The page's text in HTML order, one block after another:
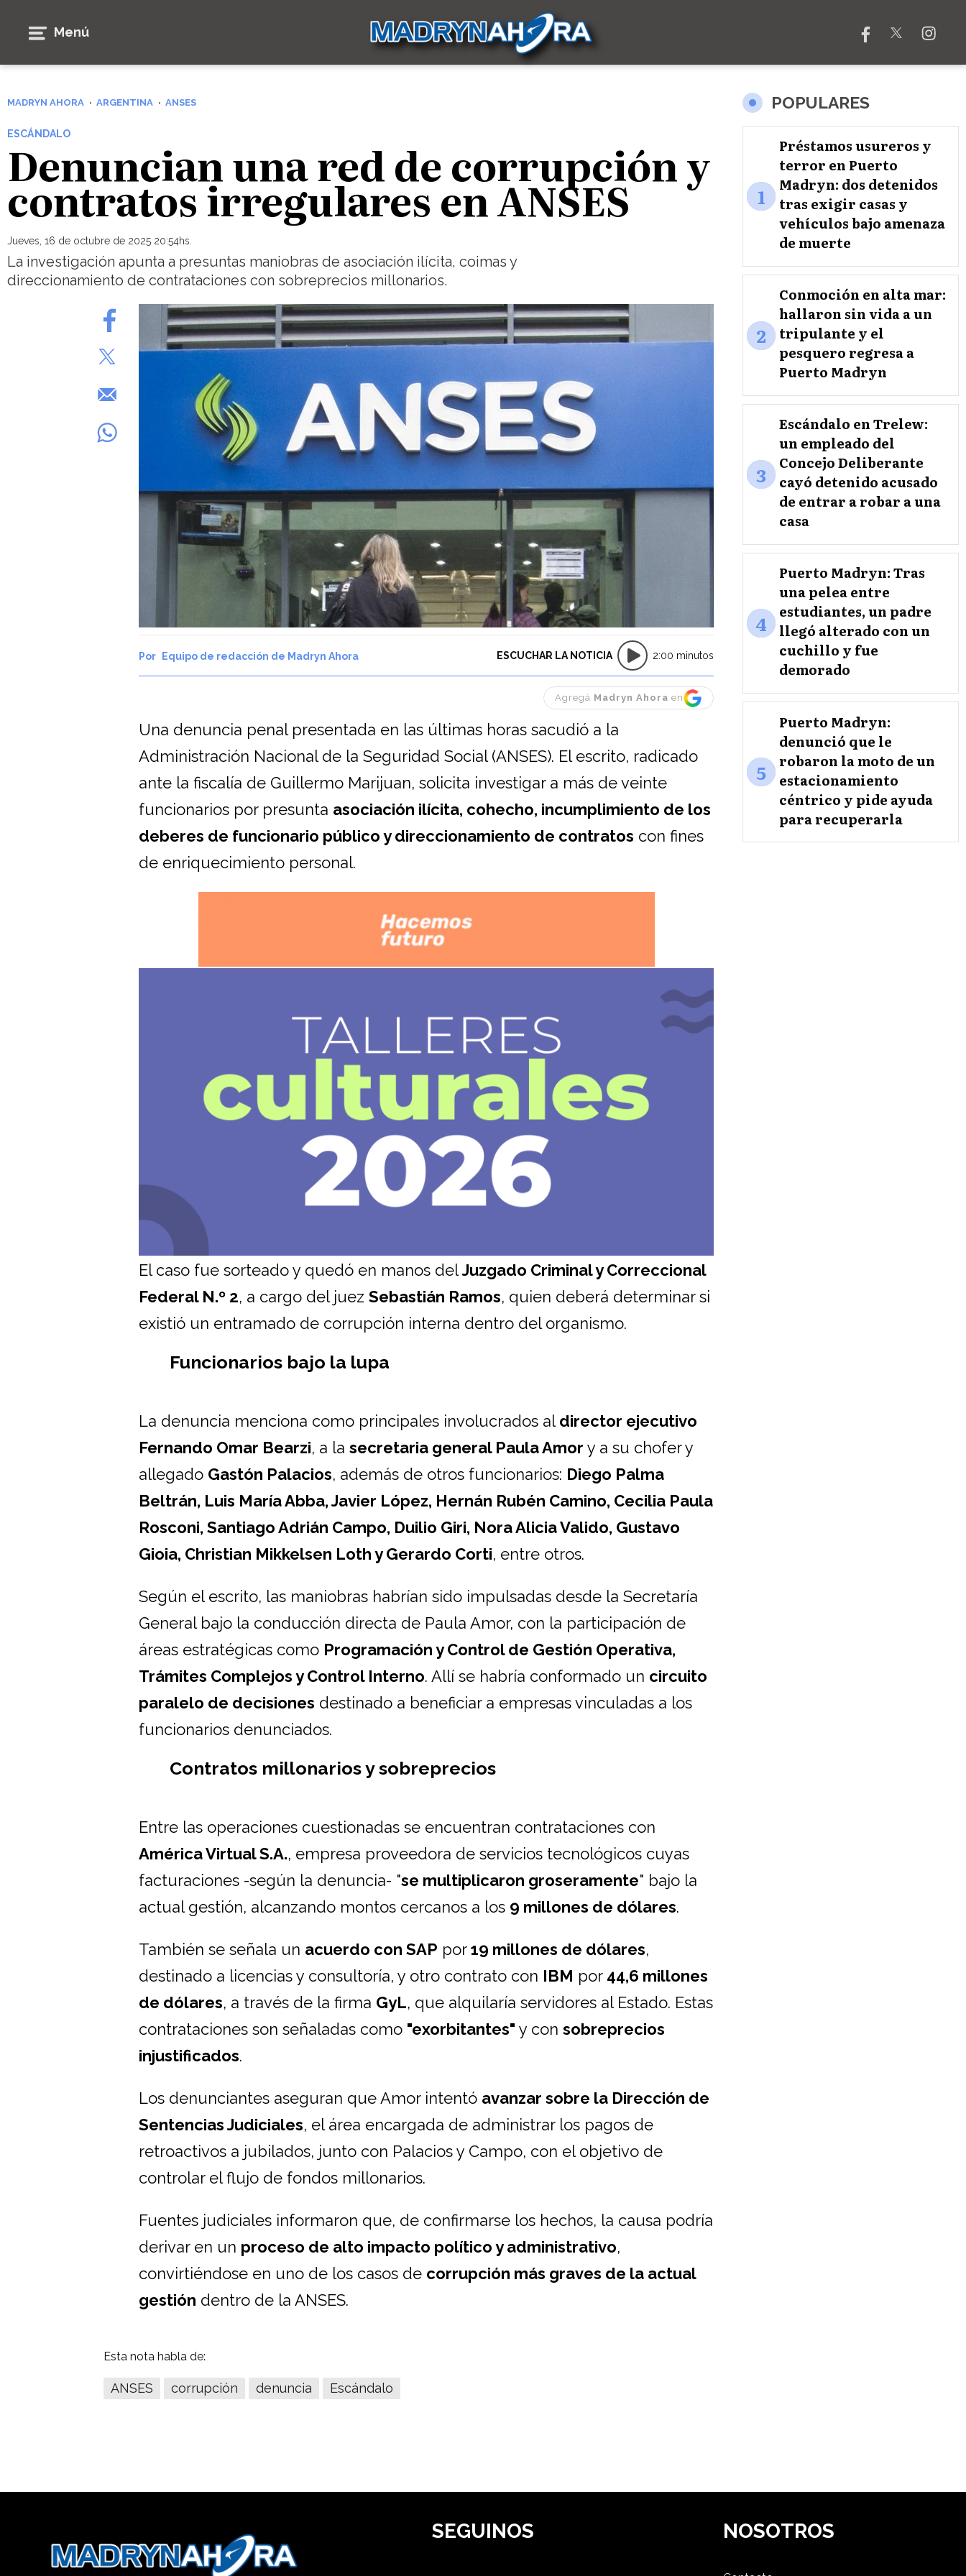
Menú
MADRYN AHORA ARGENTINA ANSES
ESCÁNDALO
Denuncian una red de corrupción y
contratos irregulares en ANSES
Jueves, 16 de octubre de 2025 20:54hs.
La investigación apunta a presuntas maniobras de asociación ilícita, coimas y
direccionamiento de contrataciones con sobreprecios millonarios.
Equipo de redacción de Madryn Ahora ESCUCHAR LA NOTICIA 2:00 minutos
Agregá Madryn Ahora en
Una denuncia penal presentada en las últimas horas sacudió a la
Administración Nacional de la Seguridad Social (ANSES). El escrito, radicado
ante la fiscalía de Guillermo Marijuan, solicita investigar a más de veinte
funcionarios por presunta asociación ilícita, cohecho, incumplimiento de los
deberes de funcionario público y direccionamiento de contratos con fines
de enriquecimiento personal.
El caso fue sorteado y quedó en manos delJuzgado Criminal y Correccional
Federal N.º 2, a cargo del juez Sebastián Ramos, quien deberá determinar si
existió un entramado de corrupción interna dentro del organismo.
Funcionarios bajo la lupa
La denuncia menciona como principales involucrados aldirector ejecutivo
Fernando Omar Bearzi, a la secretaria general Paula Amor y a su chofer y
allegado Gastón Palacios, además de otros funcionarios: Diego Palma
Beltrán, Luis María Abba, Javier López, Hernán Rubén Camino, Cecilia Paula
Rosconi, Santiago Adrián Campo, Duilio Giri, Nora Alicia Valido, Gustavo
Gioia, Christian Mikkelsen Loth y Gerardo Corti, entre otros.
Según el escrito, las maniobras habrían sido impulsadas desde la Secretaría
General bajo la conducción directa de Paula Amor, con la participación de
áreas estratégicas como Programación y Control de Gestión Operativa,
Trámites Complejos y Control Interno. Allí se habría conformado un circuito
paralelo de decisiones destinado a beneficiar a empresas vinculadas a los
funcionarios denunciados.
Contratos millonarios y sobreprecios
Entre las operaciones cuestionadas se encuentran contrataciones con
América Virtual S.A., empresa proveedora de servicios tecnológicos cuyas
facturaciones -según la denuncia- "se multiplicaron groseramente" bajo la
actual gestión, alcanzando montos cercanos a los 9 millones de dólares.
También se señala un acuerdo con SAP por19 millones de dólares,
destinado a licencias y consultoría, y otro contrato con IBM por 44,6 millones
de dólares, a través de la firma GyL, que alquilaría servidores al Estado. Estas
contrataciones son señaladas como "exorbitantes" y con sobreprecios
injustificados.
Los denunciantes aseguran que Amor intentó avanzar sobre la Dirección de
Sentencias Judiciales, el área encargada de administrar los pagos de
retroactivos a jubilados, junto con Palacios y Campo, con el objetivo de
controlar el flujo de fondos millonarios.
Fuentes judiciales informaron que, de confirmarse los hechos, la causa podría
derivar en un proceso de alto impacto político y administrativo,
convirtiéndose en uno de los casos de corrupción más graves de la actual
gestión dentro de la ANSES.
Esta nota habla de:
ANSES corrupción denuncia Escándalo
POPULARES
1
Préstamos usureros y
terror en Puerto
Madryn: dos detenidos
tras exigir casas y
vehículos bajo amenaza
de muerte
2
Conmoción en alta mar:
hallaron sin vida a un
tripulante y el
pesquero regresa a
Puerto Madryn
3
Escándalo en Trelew:
un empleado del
Concejo Deliberante
cayó detenido acusado
de entrar a robar a una
casa
4
Puerto Madryn: Tras
una pelea entre
estudiantes, un padre
llegó alterado con un
cuchillo y fue
demorado
5
Puerto Madryn:
denunció que le
robaron la moto de un
estacionamiento
céntrico y pide ayuda
para recuperarla
SEGUINOS NOSOTROS